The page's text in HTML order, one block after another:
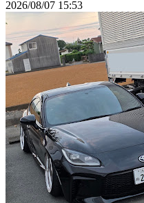
2026/08/07 15:53